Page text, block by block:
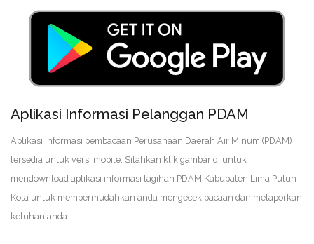
Aplikasi Informasi Pelanggan PDAM
Aplikasi informasi pembacaan Perusahaan Daerah Air Minum (PDAM)
tersedia untuk versi mobile. Silahkan klik gambar di untuk
mendownload aplikasi informasi tagihan PDAM Kabupaten Lima Puluh
Kota untuk mempermudahkan anda mengecek bacaan dan melaporkan
keluhan anda.